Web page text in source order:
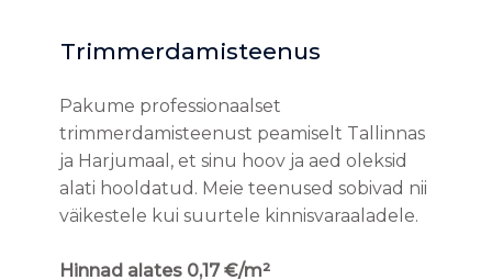
Trimmerdamisteenus
Pakume professionaalset
trimmerdamisteenust peamiselt Tallinnas
ja Harjumaal, et sinu hoov ja aed oleksid
alati hooldatud. Meie teenused sobivad nii
väikestele kui suurtele kinnisvaraaladele.
Hinnad alates 0,17 €/m²